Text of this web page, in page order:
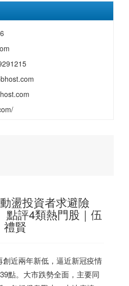
盪投資者求避險
評4類熱門股｜伍
禮賢
近兩年新低，逼近新冠疫情
點。大市跌勢全面，主要同